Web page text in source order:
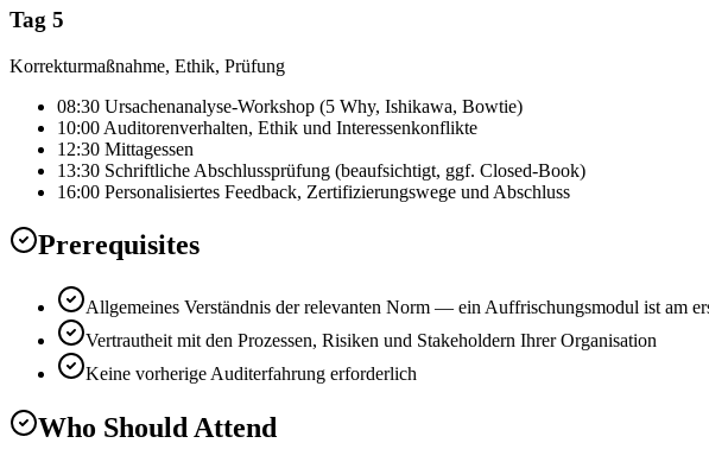
Tag 5
Korrekturmaßnahme, Ethik, Prüfung
08:30 Ursachenanalyse-Workshop (5 Why, Ishikawa, Bowtie)
10:00 Auditorenverhalten, Ethik und Interessenkonflikte
12:30 Mittagessen
13:30 Schriftliche Abschlussprüfung (beaufsichtigt, ggf. Closed-Book)
16:00 Personalisiertes Feedback, Zertifizierungswege und Abschluss
Prerequisites
Allgemeines Verständnis der relevanten Norm — ein Auffrischungsmodul ist am
Vertrautheit mit den Prozessen, Risiken und Stakeholdern Ihrer Organisation
Keine vorherige Auditerfahrung erforderlich
Who Should Attend